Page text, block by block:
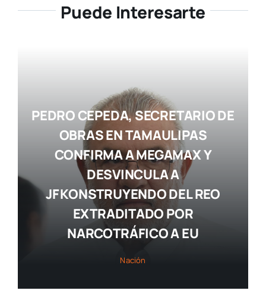
Puede Interesarte
PEDRO CEPEDA, SECRETARIO DE
OBRAS EN TAMAULIPAS
CONFIRMA A MEGAMAX Y
DESVINCULA A
JF KONSTRUYENDO DEL REO
EXTRADITADO POR
NARCOTRÁFICO A EU
Nación